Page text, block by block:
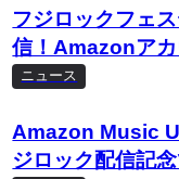
フジロックフェ
信！Amazonア
ニュース
Amazon Music
ジロック配信記